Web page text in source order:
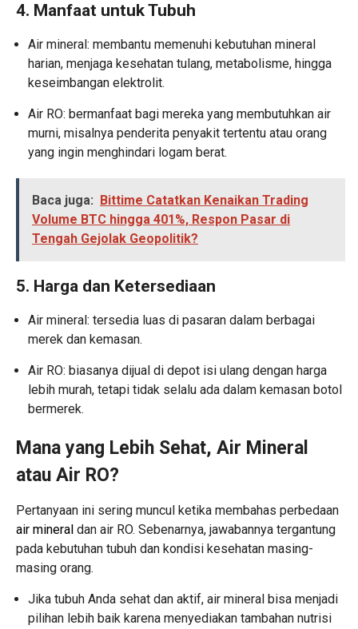
4. Manfaat untuk Tubuh
Air mineral: membantu memenuhi kebutuhan mineral
harian, menjaga kesehatan tulang, metabolisme, hingga
keseimbangan elektrolit.
Air RO: bermanfaat bagi mereka yang membutuhkan air
murni, misalnya penderita penyakit tertentu atau orang
yang ingin menghindari logam berat.
Baca juga: Bittime Catatkan Kenaikan Trading
Volume BTC hingga 401%, Respon Pasar di
Tengah Gejolak Geopolitik?
5. Harga dan Ketersediaan
Air mineral: tersedia luas di pasaran dalam berbagai
merek dan kemasan.
Air RO: biasanya dijual di depot isi ulang dengan harga
lebih murah, tetapi tidak selalu ada dalam kemasan botol
bermerek.
Mana yang Lebih Sehat, Air Mineral
atau Air RO?
Pertanyaan ini sering muncul ketika membahas perbedaan
air mineral dan air RO. Sebenarnya, jawabannya tergantung
pada kebutuhan tubuh dan kondisi kesehatan masing-
masing orang.
Jika tubuh Anda sehat dan aktif, air mineral bisa menjadi
pilihan lebih baik karena menyediakan tambahan nutrisi